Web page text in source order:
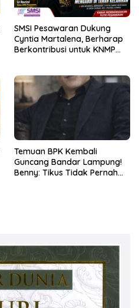
SMSI Pesawaran Dukung
Cyntia Martalena, Berharap
Berkontribusi untuk KNMP
Temuan BPK Kembali
Guncang Bandar Lampung!
Benny: Tikus Tidak Pernah